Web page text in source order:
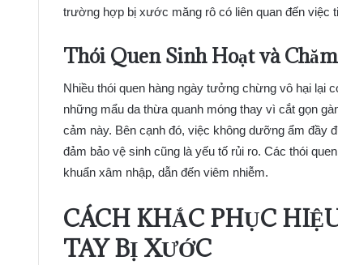
trường hợp bị xước măng rô có liên quan đến việc
Thói Quen Sinh Hoạt và
Nhiều thói quen hàng ngày tưởng chừng vô hại lại
những mẩu da thừa quanh móng thay vì cắt gọn
cảm này. Bên cạnh đó, việc không dưỡng ẩm đầy
đảm bảo vệ sinh cũng là yếu tố rủi ro. Các thói
khuẩn xâm nhập, dẫn đến viêm nhiễm.
CÁCH KHẮC PHỤC
TAY BỊ XƯỚC